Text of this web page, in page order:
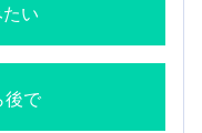
い
後で